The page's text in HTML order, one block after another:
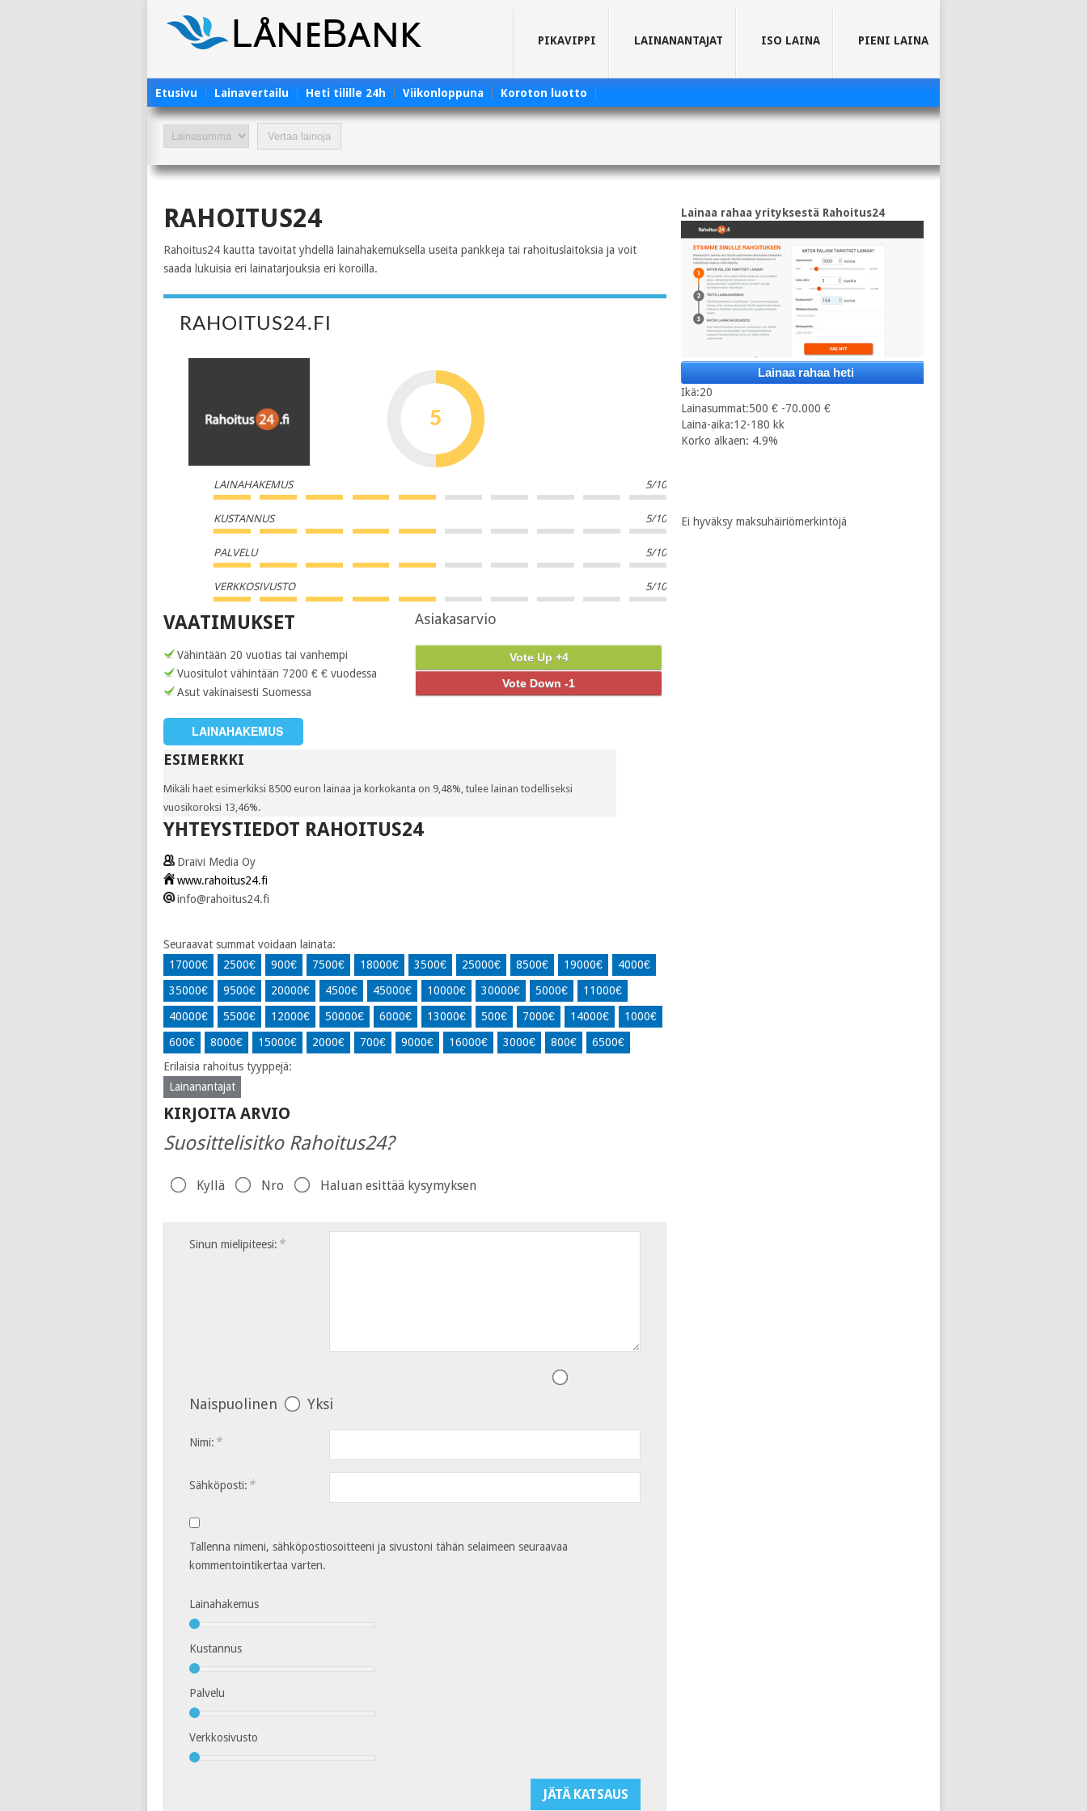
PIKAVIPPI LAINANANTAJAT ISO LAINA PIENI LAINA
Etusivu Lainavertailu Heti tilille 24h Viikonloppuna Koroton luotto
RAHOITUS24
Rahoitus24 kautta tavoitat yhdellä lainahakemuksella useita pankkeja tai rahoituslaitoksia ja voit
saada lukuisia eri lainatarjouksia eri koroilla.
RAHOITUS24.FI
5
LAINAHAKEMUS 5/10
KUSTANNUS 5/10
PALVELU 5/10
VERKKOSIVUSTO 5/10
Asiakasarvio
Vote Up +4
Vote Down -1
VAATIMUKSET
Vähintään 20 vuotias tai vanhempi
Vuositulot vähintään 7200 € € vuodessa
Asut vakinaisesti Suomessa
LAINAHAKEMUS
ESIMERKKI
Mikäli haet esimerkiksi 8500 euron lainaa ja korkokanta on 9,48%, tulee lainan todelliseksi
vuosikoroksi 13,46%.
YHTEYSTIEDOT RAHOITUS24
Draivi Media Oy
www.rahoitus24.fi
info@rahoitus24.fi
Seuraavat summat voidaan lainata:
17000€
2500€ 900€ 7500€ 18000€ 3500€ 25000€ 8500€ 19000€
4000€
35000€
9500€ 20000€ 4500€ 45000€ 10000€ 30000€ 5000€
11000€
40000€
5500€ 12000€ 50000€ 6000€ 13000€ 500€ 7000€ 14000€
1000€
600€
8000€ 15000€ 2000€ 700€ 9000€ 16000€ 3000€ 800€
6500€
Erilaisia ​​rahoitus tyyppejä:
Lainanantajat
KIRJOITA ARVIO
Suosittelisitko Rahoitus24?
Kyllä Nro Haluan esittää kysymyksen
Sinun mielipiteesi: *
Naispuolinen Yksi
Nimi: *
Sähköposti: *
Tallenna nimeni, sähköpostiosoitteeni ja sivustoni tähän selaimeen seuraavaa
kommentointikertaa varten.
Lainahakemus
Kustannus
Palvelu
Verkkosivusto
Lainaa rahaa yrityksestä Rahoitus24
Lainaa rahaa heti
Ikä:20
Lainasummat:500 € -70.000 €
Laina-aika:12-180 kk
Korko alkaen: 4.9%
Ei hyväksy maksuhäiriömerkintöjä